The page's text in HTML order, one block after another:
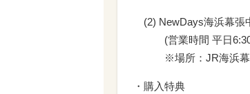
(2) NewDays海浜幕張
(営業時間 平日6:30
※場所：JR海浜幕
・購入特典